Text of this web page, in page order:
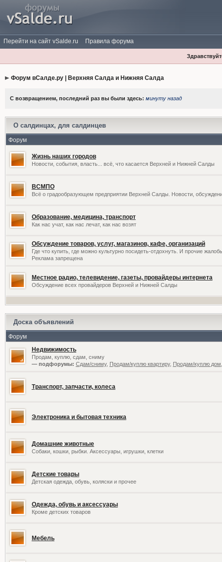
Перейти на сайт vSalde.ru Правила форума
Форум вСалде.ру | Верхняя Салда и Нижняя Салда
С возвращением, последний раз вы были здесь: минуту назад
О салдинцах, для салдинцев
Форум
Жизнь наших городов
Новости, события, власть... всё, что касается Верхней и Нижней Салды
ВСМПО
Всё о градообразующем предприятии Верхней Салды. Новости,
Образование, медицина, транспорт
Как нас учат, как нас лечат, как нас возят
Обсуждение товаров, услуг, магазинов, кафе, организаций
Где что купить, где можно культурно посидеть-отдохнуть. И прочие
Реклама запрещена
Местное радио, телевидение, газеты, провайдеры интернета
Обсуждение всех провайдеров Верхней и Нижней Салды
Доска объявлений
Форум
Недвижимость
Продам, куплю, сдам, сниму
— подфорумы: Сдам/сниму, Продам/куплю квартиру, Продам/куплю
Транспорт, запчасти, колеса
Электроника и бытовая техника
Домашние животные
Собаки, кошки, рыбки. Аксессуары, игрушки, клетки
Детские товары
Детская одежда, обувь, коляски и прочее
Одежда, обувь и аксессуары
Кроме детских товаров
Мебель